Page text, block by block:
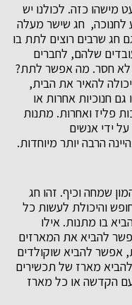
מישהו כזה. לכולנו יש
לחנוכה, חג שישר מעלה
חג שרבים רוצים לתת בו
שלהם, לחברים
לא חסר. מה אפשר לתת?
להאיר את הבית,
חנוכיות אחרות או
פליז ואחרות. מתנות
ידי אנשים
הרבה יותר מיוחדות.
שמחה וכיף. זהו חג
והיכולת לעשות כל
בו מתנות. אילו
להביא את המארזים
אפשר להביא שוקולדים
מארז של תכשירים
עם הקדשה או כל מארז